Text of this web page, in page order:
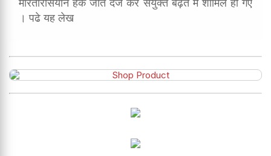
। पढे यह लेख